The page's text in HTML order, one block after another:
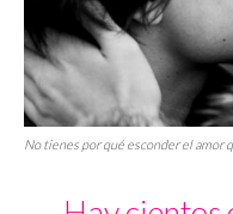
No tienes por qué esconder el amor